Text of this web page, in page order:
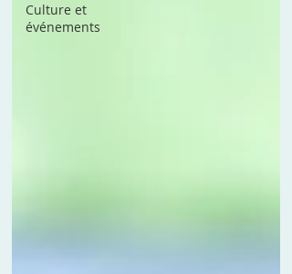
Culture et
événements